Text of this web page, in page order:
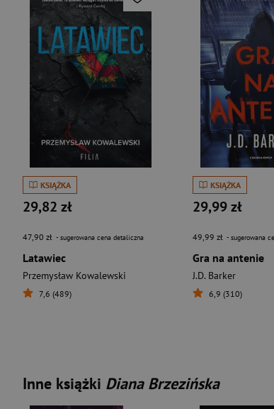
KSIĄŻKA
29,82 zł
47,90 zł - sugerowana cena detaliczna
Latawiec
Przemysław Kowalewski
7,6 (489)
KSIĄŻKA
29,99 zł
49,99 zł - sugerowana
Gra na antenie
J.D. Barker
6,9 (310)
Inne książki Diana Brzezińska